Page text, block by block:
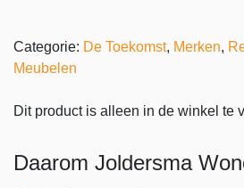
Categorie: De Toekomst, Merken,
Meubelen
Dit product is alleen in de winkel te
Daarom Joldersma